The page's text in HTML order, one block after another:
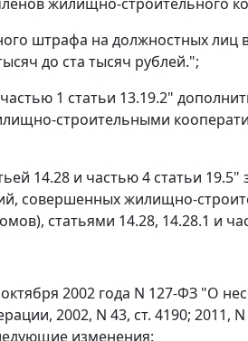
штрафа на должностных лиц
до ста тысяч рублей.";
1 статьи 13.19.2"
строительными
14.28 и частью 4 статьи
совершенных жилищно-
статьями 14.28, 14.28.1 и
2002 года N 127-ФЗ "О
2002, N 43, ст. 4190; 2011, N
изменения: